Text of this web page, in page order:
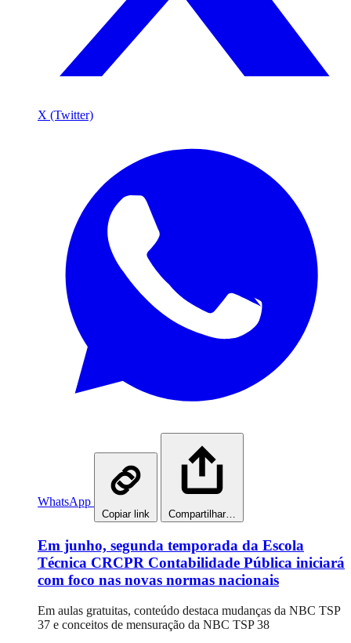
X (Twitter)
WhatsApp
Copiar link Compartilhar…
Em junho, segunda temporada da Escola
Técnica CRCPR Contabilidade Pública iniciará
com foco nas novas normas nacionais
Em aulas gratuitas, conteúdo destaca mudanças da NBC TSP
37 e conceitos de mensuração da NBC TSP 38